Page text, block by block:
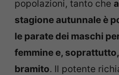
popolazioni, tanto che
stagione autunnale è
le parate dei maschi
femmine e,
bramito. Il potente